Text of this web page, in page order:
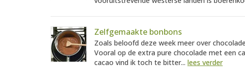
Zelfgemaakte bonbons
Zoals beloofd deze week meer over
Vooral op de extra pure chocolade met een
cacao vind ik toch te bitter... lees verder